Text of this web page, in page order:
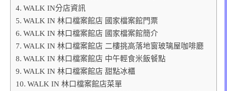
WALK IN分店資訊
WALK IN 林口檔案館店 國家檔案館門票
WALK IN 林口檔案館店 國家檔案館簡介
WALK IN 林口檔案館店 二樓挑高落地窗玻璃屋咖啡廳
WALK IN 林口檔案館店 中午輕食米飯餐點
WALK IN 林口檔案館店 甜點冰櫃
WALK IN 林口檔案館店菜單